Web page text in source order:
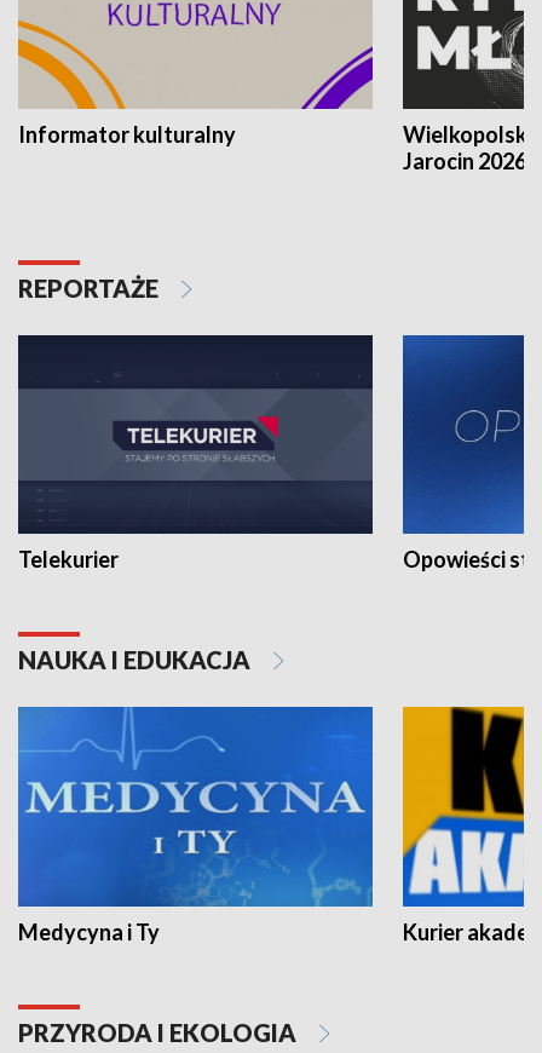
Informator kulturalny
Jarocin 2026
REPORTAŻE
Telekurier Opowieści
NAUKA I EDUKACJA
Medycyna i Ty Kurier
PRZYRODA I EKOLOGIA